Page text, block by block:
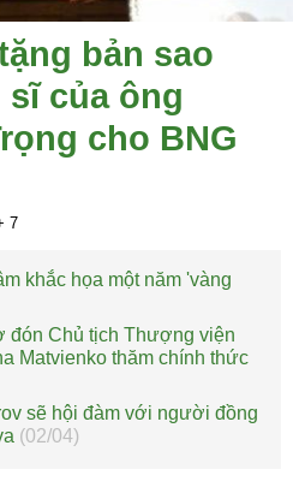
bản sao
sĩ của ông
cho BNG
7
khắc họa một năm 'vàng
đón Chủ tịch Thượng viện
Matvienko thăm chính thức
sẽ hội đàm với người đồng
(02/04)